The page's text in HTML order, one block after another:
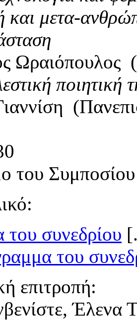
και μετα-
Ωραιόπουλος
ποιητική
του
του συνεδρίου
του
επιτροπή:
Έλενα